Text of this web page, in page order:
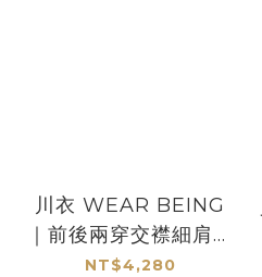
川衣 WEAR BEING
｜前後兩穿交襟細肩帶
蠶絲背心｜白色透紗格
NT$4,280